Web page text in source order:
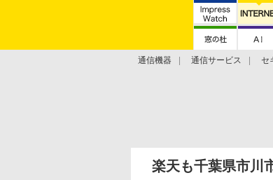
通信機器 通信サービス セ
楽天も千葉県市川